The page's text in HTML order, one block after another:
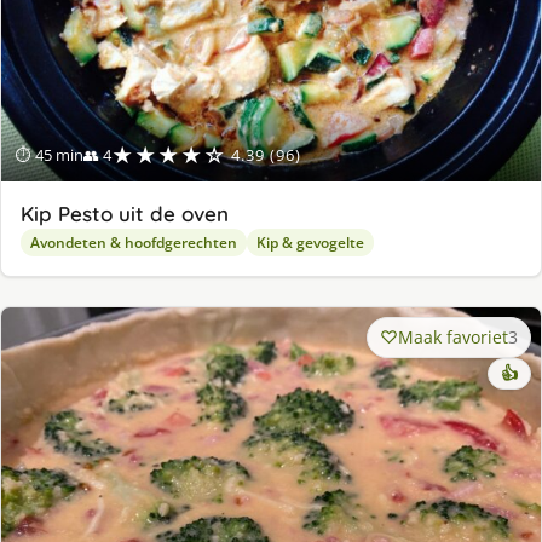
⏱ 45 min👥 4★★★★☆ 4.39 (96)
Kip Pesto uit de oven
Avondeten & hoofdgerechten Kip & gevogelte
Maak favoriet3
👍